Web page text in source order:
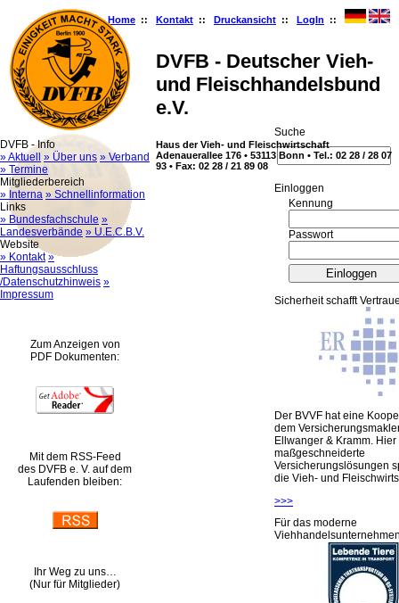
Home :: Kontakt :: Druckansicht :: LogIn ::
DVFB - Deutscher Vieh-
und Fleischhandelsbund
e.V.
Haus der Vieh- und Fleischwirtschaft
Adenauerallee 176 • 53113 Bonn • Tel.: 02 28 / 28 07
93 • Fax: 02 28 / 21 89 08
DVFB - Info
» Aktuell
» Über uns » Verband
» Termine
Mitgliederbereich
» Interna » Schnellinformation
Links
» Bundesfachschule »
Landesverbände » U.E.C.B.V.
Website
» Kontakt »
Haftungsausschluss
/Datenschutzhinweis »
Impressum
Zum Anzeigen von
PDF Dokumenten:
Mit dem RSS-Feed
des DVFB e. V. auf dem
Laufenden bleiben:
Ihr Weg zu uns…
(Nur für Mitglieder)
Suche
Ein­log­gen
Kennung
Passwort
Sicherheit schafft
Der BVVF hat eine
dem
Ellwanger & Kramm.
maßgeschneiderte
Versicherungslösungen
die Vieh- und
>>>
Für das moderne